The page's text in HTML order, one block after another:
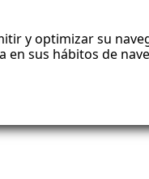
y optimizar su
sus hábitos de